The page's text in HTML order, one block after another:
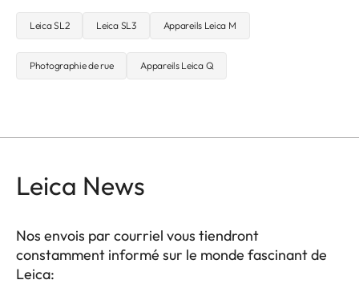
Leica SL2 Leica SL3 Appareils Leica M
Photographie de rue Appareils Leica Q
Leica News
Nos envois par courriel vous tiendront
constamment informé sur le monde fascinant de
Leica: